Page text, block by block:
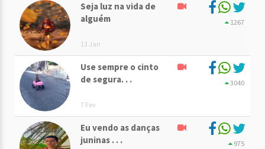
Seja luz na vida de
alguém
13 Jan
1267
Use sempre o cinto
de segura. . .
7 Fev
3040
Eu vendo as danças
juninas . . .
975